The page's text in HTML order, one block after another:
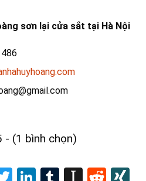
sơn lại cửa sắt tại Hà Nội
- (1 bình chọn)